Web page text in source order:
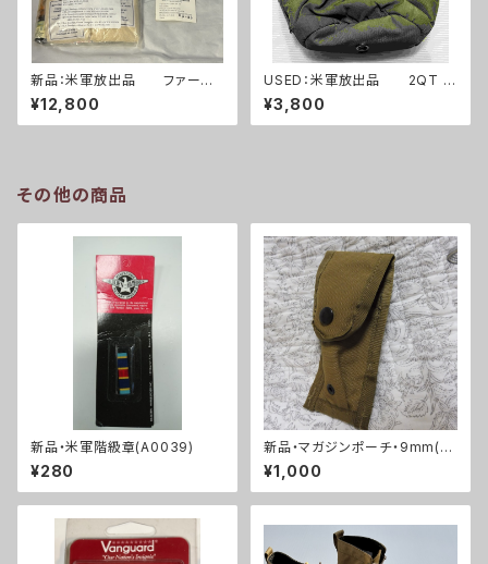
新品：米軍放出品 ファースト
エイドキット トラウマキット
フルセット(A0261)
¥12,800
USED：米軍放出品 2QT キ
ャンティーンポーチ OD(A025
3)
¥3,800
その他の商品
新品・米軍階級章(A0039)
¥280
新品・マガジンポーチ・9mm(A
0013)
¥1,000